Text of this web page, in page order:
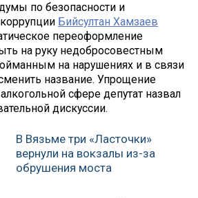
по безопасности и
Бийсултан Хамзаев
переоформление
на руку недобросовестным
на нарушениях и в связи
название. Упрощение
сфере депутат назвал
дискуссии.
В Вязьме три «Ласточки»
вернули на вокзалы из-за
обрушения моста